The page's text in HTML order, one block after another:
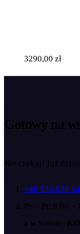
3290,00 zł
Gotowy na
Nie czekaj! Już
+48 530 020
Pn – Pt: 9:00 –
a w Sobote: